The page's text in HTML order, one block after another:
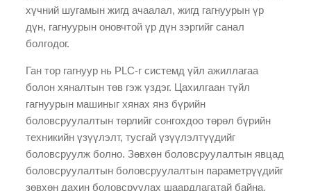
хүчний шугамын жигд ачаалал, жигд гагнуурын үр
дүн, гагнуурын оновчтой үр дүн зэргийг санал
болгодог.
Ган тор гагнуур нь PLC-г системд үйл ажиллагаа
болон хяналтын төв гэж үздэг. Цахилгаан түйл
гагнуурын машиныг хянах янз бүрийн
боловсруулалтын төрлийг сонгохдоо төрөл бүрийн
техникийн үзүүлэлт, тусгай үзүүлэлтүүдийг
боловсруулж болно. Зөвхөн боловсруулалтын явцад
боловсруулалтын боловсруулалтын параметрүүдийг
зөвхөн дахин боловсруулах шаардлагатай байна.